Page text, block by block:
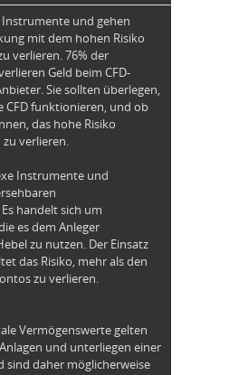
Instrumente und gehen
mit dem hohen Risiko
verlieren. 76% der
Geld beim CFD-
Sie sollten überlegen,
CFD funktionieren, und ob
das hohe Risiko
zu verlieren.
Instrumente und
handelt sich um
es dem Anleger
zu nutzen. Der Einsatz
das Risiko, mehr als den
zu verlieren.
Vermögenswerte gelten
und unterliegen einer
sind daher möglicherweise